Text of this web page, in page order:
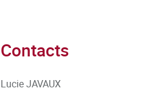
Contacts
Lucie JAVAUX